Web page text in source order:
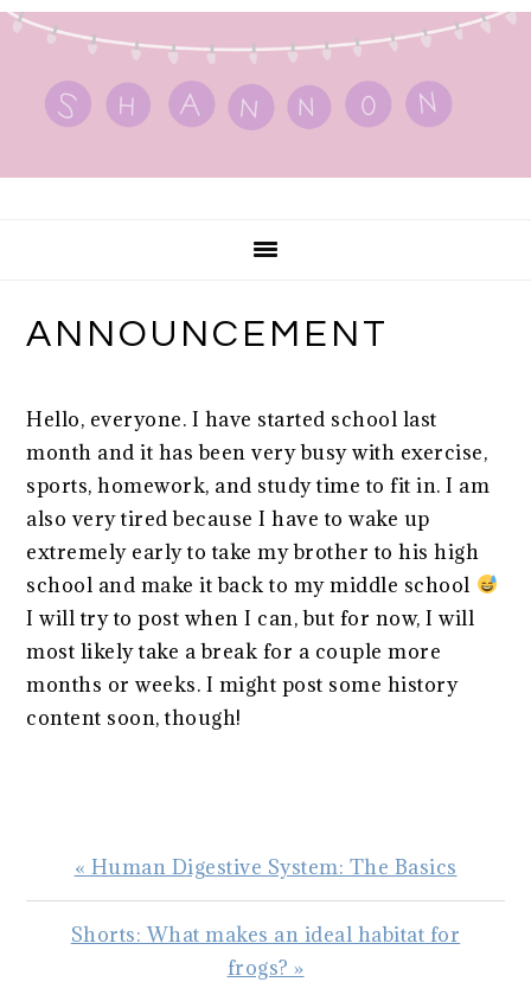
Skip
primary
navigation
Skip
content
Skip
primary
sidebar
ANNOUNCEMENT
Hello, everyone. I have started school last
month and it has been very busy with exercise,
sports, homework, and study time to fit in. I am
also very tired because I have to wake up
extremely early to take my brother to his high
school and make it back to my middle school
I will try to post when I can, but for now, I will
most likely take a break for a couple more
months or weeks. I might post some history
content soon, though!
Previous
Post:
« Human Digestive System: The Basics
Next
Shorts: What makes an ideal habitat for
frogs? »